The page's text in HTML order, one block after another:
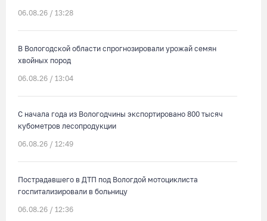
06.08.26 / 13:28
В Вологодской области спрогнозировали урожай семян
хвойных пород
06.08.26 / 13:04
С начала года из Вологодчины экспортировано 800 тысяч
кубометров лесопродукции
06.08.26 / 12:49
Пострадавшего в ДТП под Вологдой мотоциклиста
госпитализировали в больницу
06.08.26 / 12:36